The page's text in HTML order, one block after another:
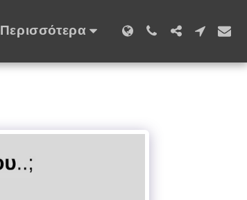
Περισσότερα